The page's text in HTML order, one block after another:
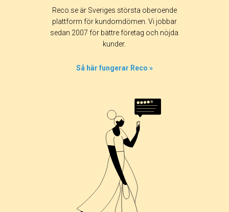
Reco.se är Sveriges största oberoende
plattform för kundomdömen. Vi jobbar
sedan 2007 för bättre företag och nöjda
kunder.
Så här fungerar Reco »